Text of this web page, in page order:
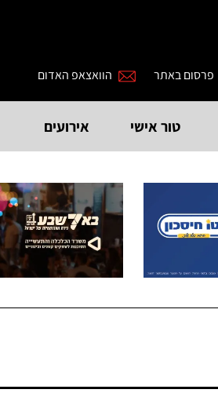
פרסום באתר הוואצאפ האדום
טור אישי אירועים